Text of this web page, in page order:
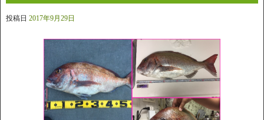
投稿日 2017年9月29日